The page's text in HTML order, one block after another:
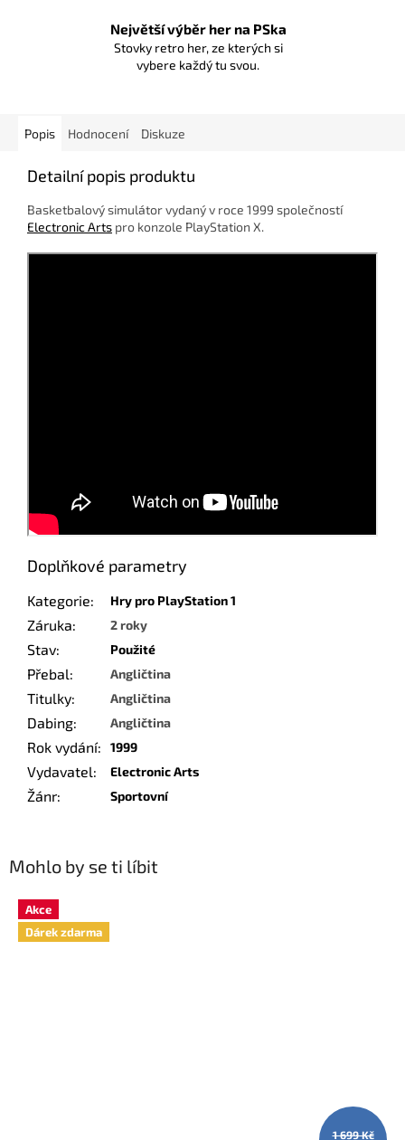
Největší výběr her na PSka
Stovky retro her, ze kterých si
vybere každý tu svou.
Mohlo by se ti líbit
Akce
Dárek zdarma
1 699 Kč
Popis Hodnocení Diskuze
Detailní popis produktu
Basketbalový simulátor vydaný v roce 1999 společností
Electronic Arts pro konzole PlayStation X.
Doplňkové parametry
Kategorie: Hry pro PlayStation 1
Záruka: 2 roky
Stav: Použité
Přebal: Angličtina
Titulky: Angličtina
Dabing: Angličtina
Rok vydání: 1999
Vydavatel: Electronic Arts
Žánr: Sportovní